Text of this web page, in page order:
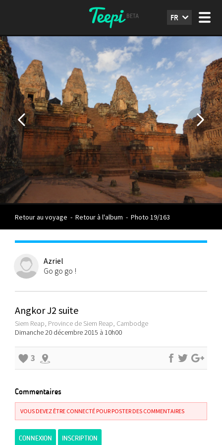
FR
Retour au voyage - Retour à l'album - Photo 19/163
Azriel
Go go go !
Angkor J2 suite
Siem Reap, Province de Siem Reap, Cambodge
Dimanche 20 décembre 2015 à 10h00
3
Commentaires
VOUS DEVEZ ÊTRE CONNECTÉ POUR POSTER DES COMMENTAIRES
CONNEXION INSCRIPTION